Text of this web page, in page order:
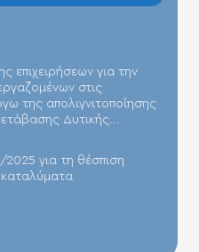
επιχειρήσεων για την
στις
της απολιγνιτοποίησης
Δυτικής
για τη θέσπιση